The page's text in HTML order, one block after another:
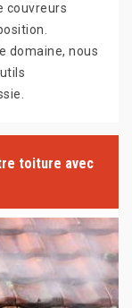
couvreurs
domaine, nous
toiture avec